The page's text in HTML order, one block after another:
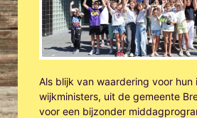
Als blijk van waardering voor hun
wijkministers, uit de gemeente
voor een bijzonder